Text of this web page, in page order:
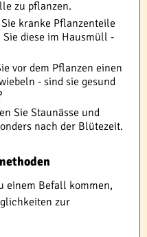
zu pflanzen.
Sie kranke Pflanzenteile
diese im Hausmüll -
vor dem Pflanzen einen
- sind sie gesund
Sie Staunässe und
nach der Blütezeit.
einem Befall kommen,
zur